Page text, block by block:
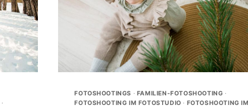
·
FOTOSHOOTINGS · FAMILIEN-FOTOSHOOTING ·
FOTOSHOOTING IM FOTOSTUDIO · FOTOSHOOTING IM